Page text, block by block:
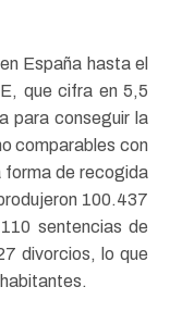
España hasta el
que cifra en 5,5
para conseguir la
comparables con
forma de recogida
100.437
sentencias de
divorcios, lo que